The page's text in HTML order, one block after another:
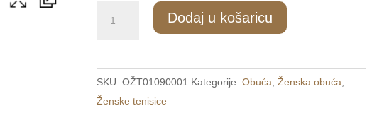
tenisice
bež
/WCF/
Dodaj u košaricu
SKU:OŽT01090001 Kategorije:Obuća ,Ženska obuća
Ženske tenisice